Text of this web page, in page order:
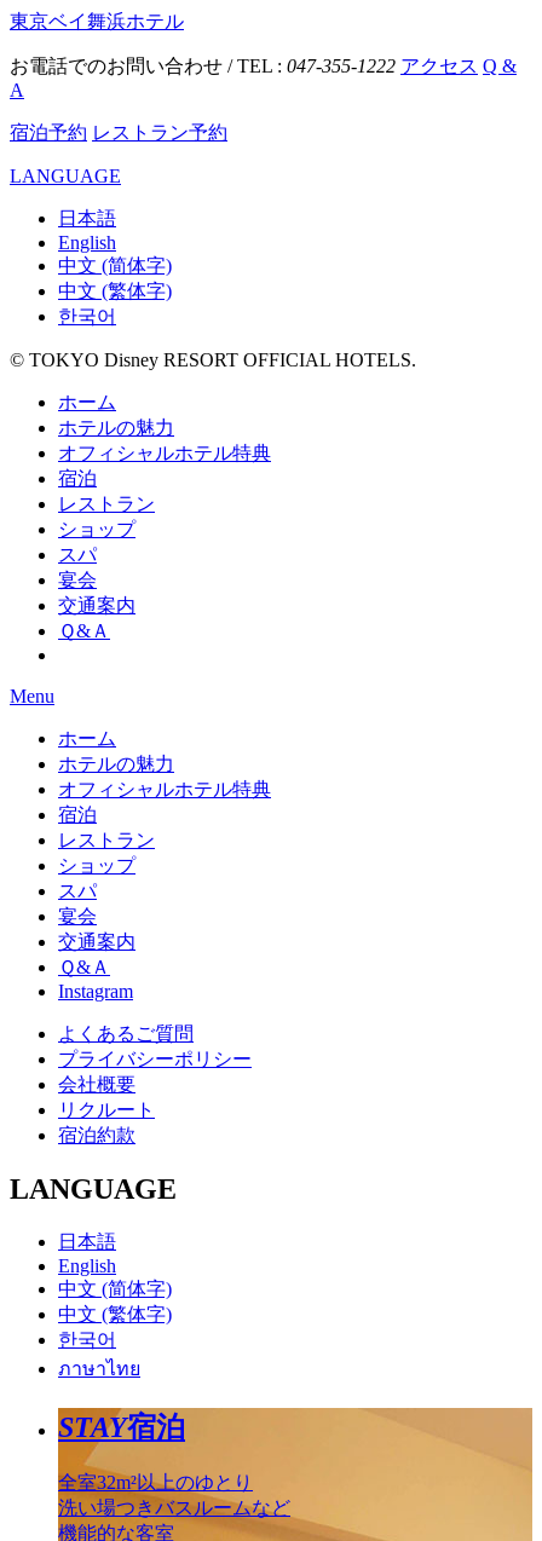
東京ベイ舞浜ホテル
お電話でのお問い合わせ / TEL : 047-355-1222 アクセス Q &
A
宿泊予約 レストラン予約
LANGUAGE
日本語
English
中文 (简体字)
中文 (繁体字)
한국어
© TOKYO Disney RESORT OFFICIAL HOTELS.
ホーム
ホテルの魅力
オフィシャルホテル特典
宿泊
レストラン
ショップ
スパ
宴会
交通案内
Ｑ&Ａ
Menu
ホーム
ホテルの魅力
オフィシャルホテル特典
宿泊
レストラン
ショップ
スパ
宴会
交通案内
Ｑ&Ａ
Instagram
よくあるご質問
プライバシーポリシー
会社概要
リクルート
宿泊約款
LANGUAGE
日本語
English
中文 (简体字)
中文 (繁体字)
한국어
ภาษาไทย
STAY宿泊
全室32m²以上のゆとり
洗い場つきバスルームなど
機能的な客室